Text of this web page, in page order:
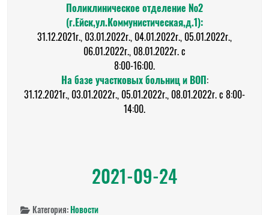
Поликлиническое отделение №2
(г.Ейск,ул.Коммунистическая,д.1):
31.12.2021г., 03.01.2022г., 04.01.2022г., 05.01.2022г.,
06.01.2022г., 08.01.2022г. с
8:00-16:00.
На базе участковых больниц и ВОП:
31.12.2021г., 03.01.2022г., 05.01.2022г., 08.01.2022г. с 8:00-
14:00.
2021-09-24
Категория:Новости